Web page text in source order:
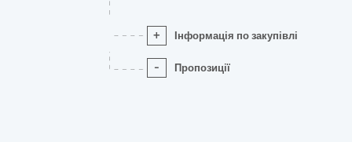
+ Інформація по закупівлі
- Пропозиції